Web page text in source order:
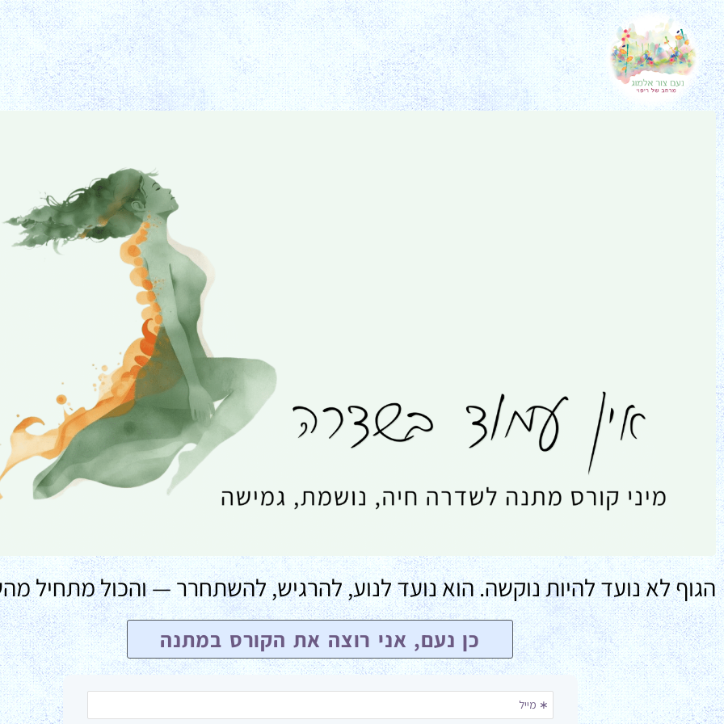
הגוף לא נועד להיות נוקשה. הוא נועד לנוע, להרגיש, להשתחרר — והכול מתחיל
כן נעם, אני רוצה את הקורס במתנה